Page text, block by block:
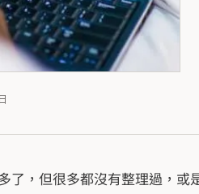
了，但很多都沒有整理過，